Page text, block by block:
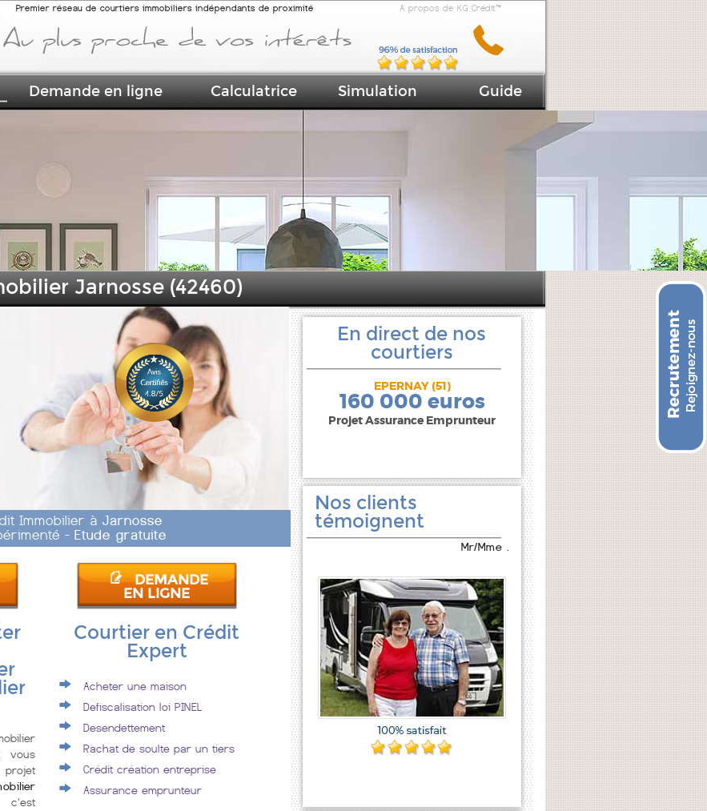
Jarnosse (42460)
Immobilier à Jarnosse
-Etude gratuite
DEMANDE
EN LIGNE
vous
Courtier en Crédit
Expert
Acheter une maison
Defiscalisation loi PINEL
Desendettement
Rachat de soulte par un tiers
Crédit création entreprise
Assurance emprunteur
En direct de nos
courtiers
150 000 euros
EPERNAY (51)
160 000 euros
Projet Assurance Emprunteur
240 000 euros
Nos clients
témoignent
Mr/Mme .
Premier réseau de courtiers immobiliers indépendants de proximité A propos de KG Crédit™
Demande en ligne Calculatrice Simulation Guide